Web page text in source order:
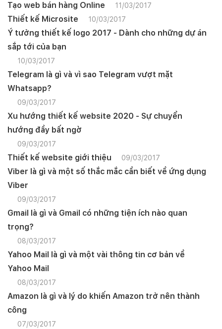
Tạo web bán hàng Online 11/03/2017
Thiết kế Microsite 10/03/2017
Ý tưởng thiết kế logo 2017 - Dành cho những dự án
sắp tới của bạn
10/03/2017
Telegram là gì và vì sao Telegram vượt mặt
Whatsapp?
09/03/2017
Xu hướng thiết kế website 2020 - Sự chuyển
hướng đầy bất ngờ
09/03/2017
Thiết kế website giới thiệu 09/03/2017
Viber là gì và một số thắc mắc cần biết về ứng dụng
Viber
09/03/2017
Gmail là gì và Gmail có những tiện ích nào quan
trọng?
08/03/2017
Yahoo Mail là gì và một vài thông tin cơ bản về
Yahoo Mail
08/03/2017
Amazon là gì và lý do khiến Amazon trở nên thành
công
07/03/2017